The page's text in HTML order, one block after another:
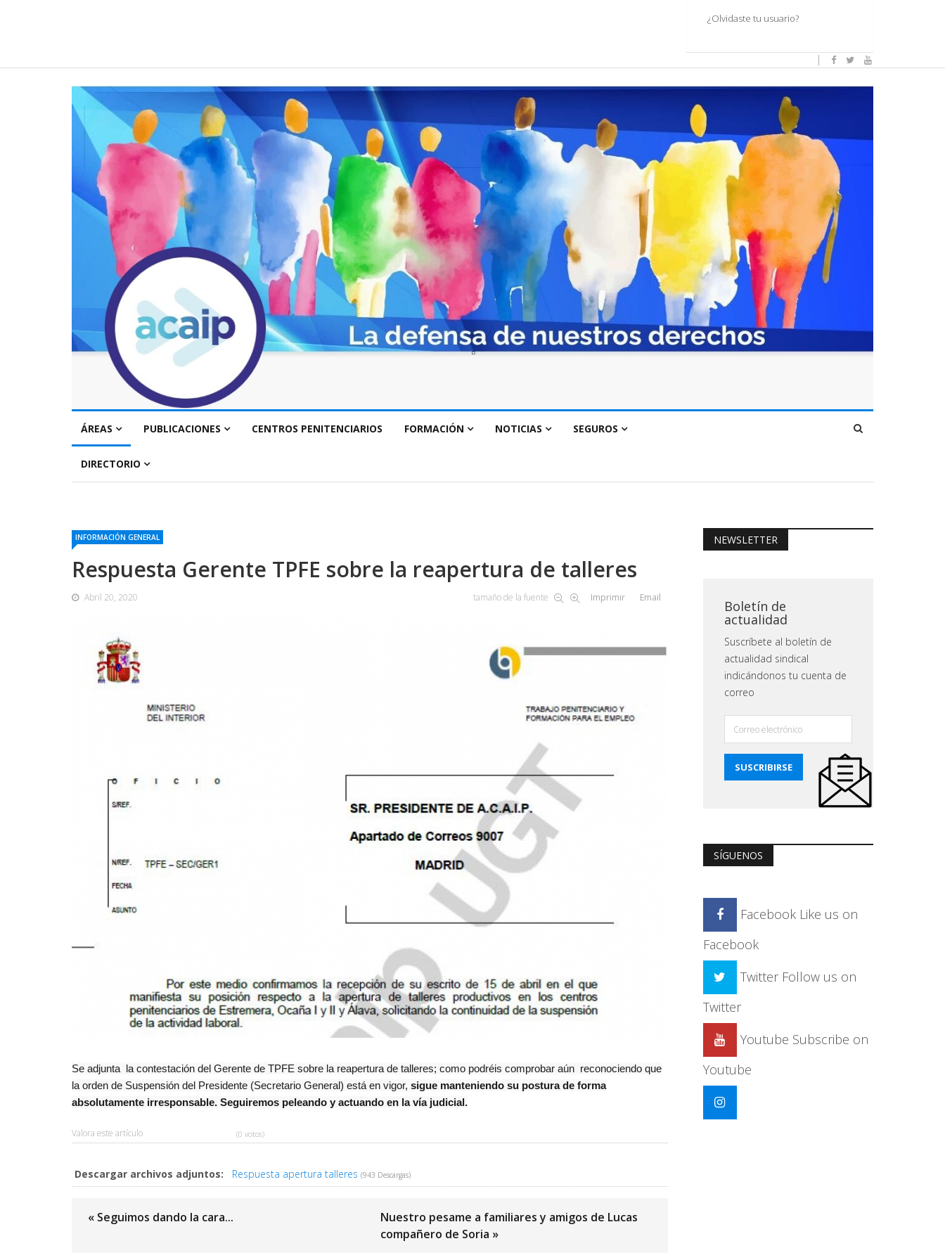
¿Olvidaste tu usuario?
ÁREAS PUBLICACIONES CENTROS PENITENCIARIOS FORMACIÓN NOTICIAS SEGUROS
DIRECTORIO
INFORMACIÓN GENERAL
Respuesta Gerente TPFE sobre la reapertura de talleres
Abril 20, 2020 tamaño de la fuente Imprimir Email
Se adjunta la contestación del Gerente de TPFE sobre la reapertura de talleres; como podréis comprobar aún reconociendo que
la orden de Suspensión del Presidente (Secretario General) está en vigor, sigue manteniendo su postura de forma
absolutamente irresponsable. Seguiremos peleando y actuando en la vía judicial.
Valora este artículo (0 votos)
Descargar archivos adjuntos: Respuesta apertura talleres (943 Descargas)
« Seguimos dando la cara...
Nuestro pesame a familiares y amigos de Lucas
compañero de Soria »
NEWSLETTER
Boletín de
actualidad
Suscríbete al boletín de
actualidad sindical
indicándonos tu cuenta de
correo
SÍGUENOS
Facebook Like us on
Facebook
Twitter Follow us on
Twitter
Youtube Subscribe on
Youtube